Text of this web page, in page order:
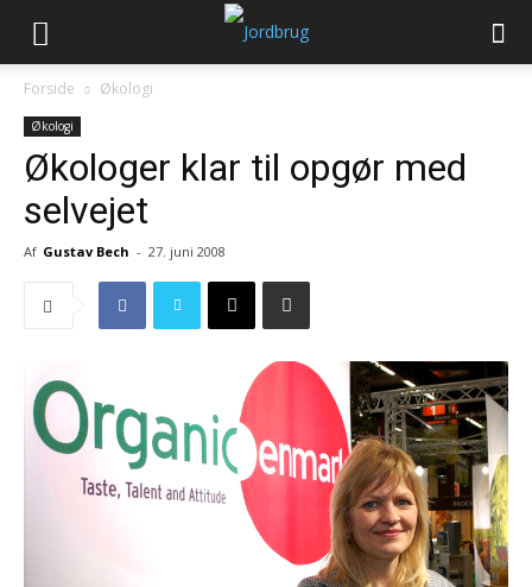
Forside Økologi
Økologi
Økologer klar til opgør med
selvejet
Af Gustav Bech - 27. juni 2008